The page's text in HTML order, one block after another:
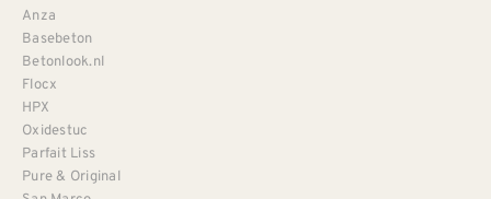
Anza
Basebeton
Betonlook.nl
Flocx
HPX
Oxidestuc
Parfait Liss
Pure & Original